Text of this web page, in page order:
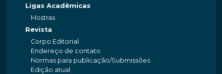
Ligas Acadêmicas
Mostras
Revista
Corpo Editorial
Endereço de contato
Normas para publicação/Submissões
Edição atual